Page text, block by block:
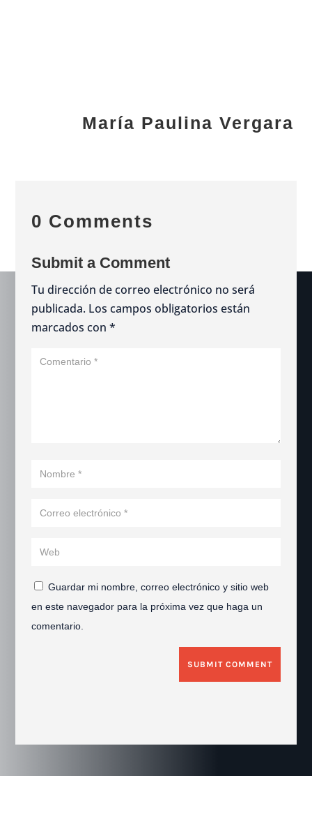
María Paulina Vergara
0 Comments
Submit a Comment
Tu dirección de correo electrónico no será
publicada. Los campos obligatorios están
marcados con *
Guardar mi nombre, correo electrónico y sitio web
en este navegador para la próxima vez que haga un
comentario.
SUBMIT COMMENT